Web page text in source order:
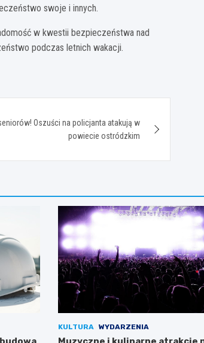
swoje i innych.
w kwestii bezpieczeństwa nad
podczas letnich wakacji.
Oszuści na policjanta atakują w
powiecie ostródzkim
KULTURA WYDARZENIA